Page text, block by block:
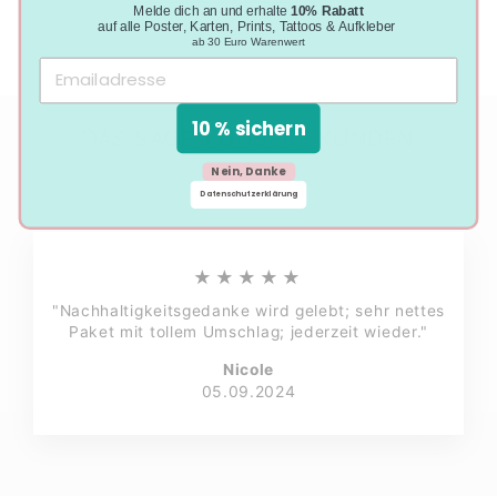
DAS SAGEN UNSERE KUNDEN
★★★★★
"Nachhaltigkeitsgedanke wird gelebt; sehr nettes
Paket mit tollem Umschlag; jederzeit wieder."
Nicole
05.09.2024
Melde dich an und erhalte10% Rabatt
auf alle Poster, Karten, Prints, Tattoos & Aufkleber
ab 30 Euro Warenwert
10 % sichern
Nein, Danke
Datenschutzerklärung